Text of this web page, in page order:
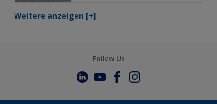
Weitere anzeigen [+]
Follow Us